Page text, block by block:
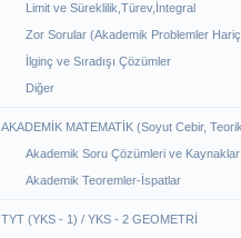
Limit ve Süreklilik,Türev,İntegral
Zor Sorular (Akademik Problemler
İlginç ve Sıradışı Çözümler
Diğer
AKADEMİK MATEMATİK (Soyut Cebir,
Akademik Soru Çözümleri ve Kaynakları
Akademik Teoremler-İspatlar
TYT (YKS - 1) / YKS - 2 GEOMETRİ